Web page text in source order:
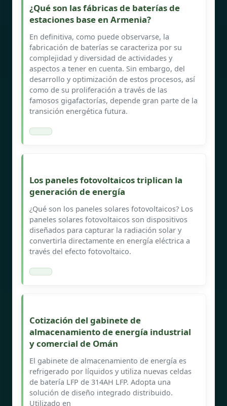
¿Qué son las fábricas de baterías de
estaciones base en Armenia?
En definitiva, como puede observarse, la
fabricación de baterías se caracteriza por su
complejidad y diversidad de actividades y
aspectos a tener en cuenta. Sin embargo, del
desarrollo y optimización de estos procesos, así
como de su proliferación a través de las
famosos gigafactorías, depende gran parte de la
transición energética futura.
Los paneles fotovoltaicos triplican la
generación de energía
¿Qué son los paneles solares fotovoltaicos? Los
paneles solares fotovoltaicos son dispositivos
diseñados para capturar la radiación solar y
convertirla directamente en energía eléctrica a
través del efecto fotovoltaico.
Cotización del gabinete de
almacenamiento de energía industrial
y comercial de Omán
El gabinete de almacenamiento de energía es
refrigerado por líquidos y utiliza nuevas celdas
de batería LFP de 314AH LFP. Adopta una
solución de diseño integrado distribuido.
Utilizado en